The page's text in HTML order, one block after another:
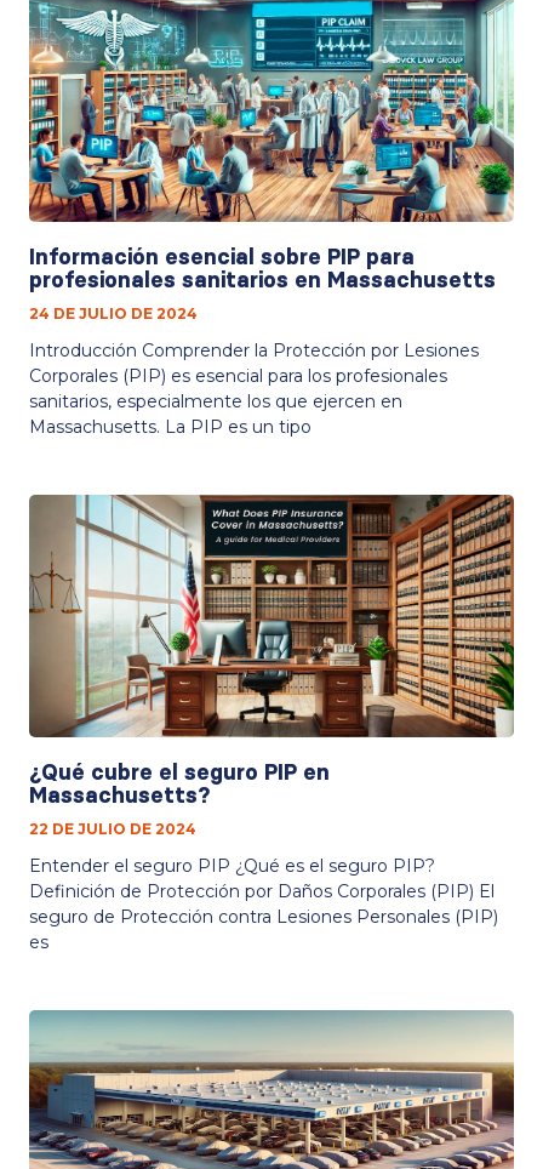
Información esencial sobre PIP para
profesionales sanitarios en Massachusetts
24 DE JULIO DE 2024
Introducción Comprender la Protección por Lesiones
Corporales (PIP) es esencial para los profesionales
sanitarios, especialmente los que ejercen en
Massachusetts. La PIP es un tipo
¿Qué cubre el seguro PIP en
Massachusetts?
22 DE JULIO DE 2024
Entender el seguro PIP ¿Qué es el seguro PIP?
Definición de Protección por Daños Corporales (PIP) El
seguro de Protección contra Lesiones Personales (PIP)
es